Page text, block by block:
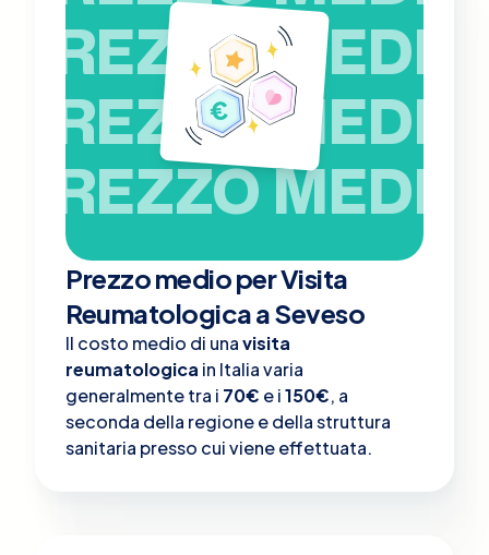
PREZZO MEDIO
PREZZO MEDIO
PREZZO MEDIO
Prezzo medio per Visita
Reumatologica a Seveso
Il costo medio di unavisita
reumatologica in Italia varia
generalmente tra i 70€ e i150€, a
seconda della regione e della struttura
sanitaria presso cui viene effettuata.